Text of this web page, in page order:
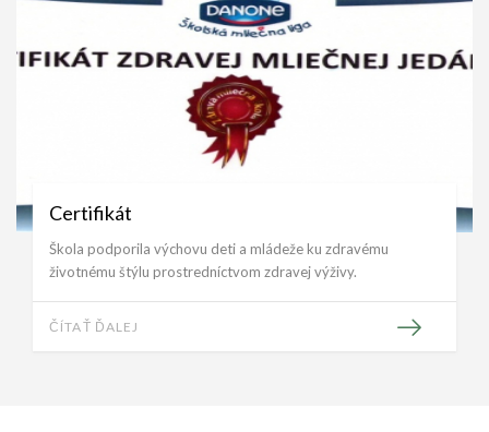
Certifikát
Škola podporila výchovu deti a mládeže ku zdravému
životnému štýlu prostredníctvom zdravej výživy.
ČÍTAŤ ĎALEJ